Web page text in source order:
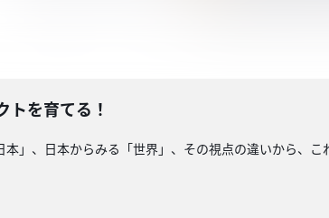
を育てる！
本」、日本からみる「世界」、その視点の違いから、